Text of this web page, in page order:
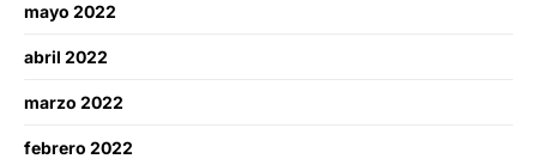
mayo 2022
abril 2022
marzo 2022
febrero 2022